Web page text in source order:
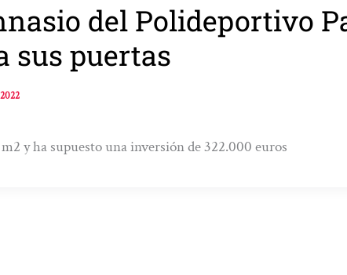
del Polideportivo
sus puertas
y ha supuesto una inversión de 322.000 euros